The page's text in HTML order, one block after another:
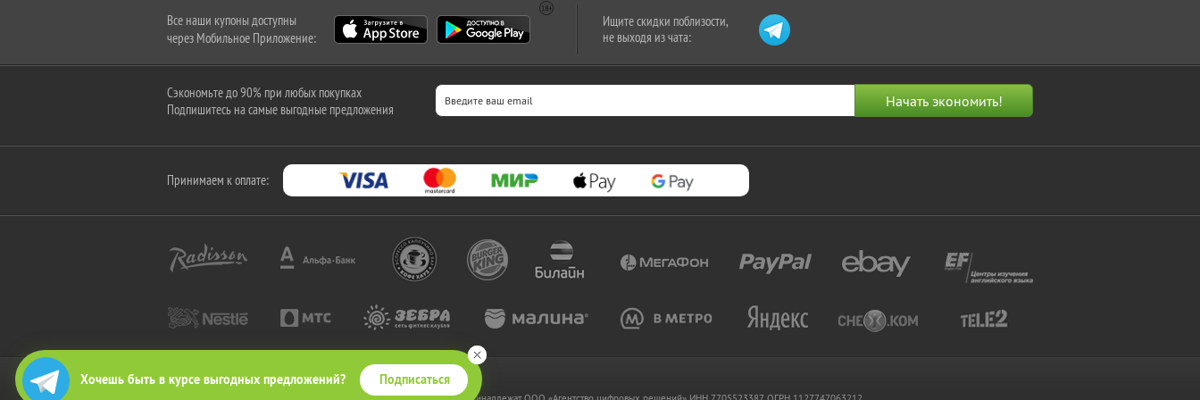
Хочешь быть в курсе выгодных предложений? Подписаться
Все наши купоны доступны
через Мобильное Приложение:
Ищите скидки поблизости,
не выходя из чата:
Сэкономьте до 90% при любых покупках
Подпишитесь на самые выгодные предложения
Принимаем к оплате:
2010-2026 © КупиКупон. Все права защищены.